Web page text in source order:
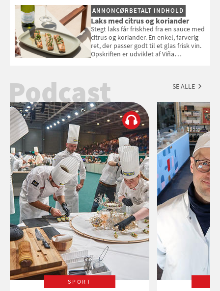
ANNONCØRBETALT INDHOLD
Laks med citrus og koriander
Stegt laks får friskhed fra en sauce med
citrus og koriander. En enkel, farverig
ret, der passer godt til et glas frisk vin.
Opskriften er udviklet af Viña
Podcast SE ALLE
SPORT